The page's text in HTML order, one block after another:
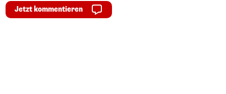
Jetzt kommentieren